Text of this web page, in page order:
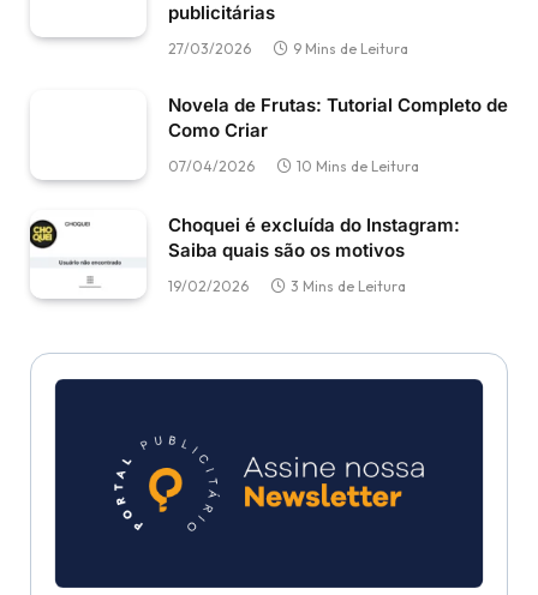
publicitárias
27/03/2026 9 Mins de Leitura
Novela de Frutas: Tutorial Completo de
Como Criar
07/04/2026 10 Mins de Leitura
Choquei é excluída do Instagram:
Saiba quais são os motivos
19/02/2026 3 Mins de Leitura